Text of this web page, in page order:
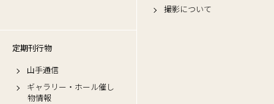
撮影について
定期刊行物
山手通信
ギャラリー・ホール催し
物情報